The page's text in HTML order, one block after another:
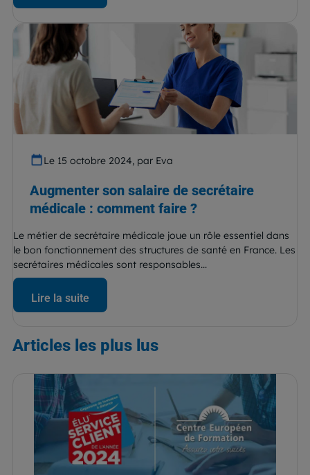
Le 15 octobre 2024, par Eva
Augmenter son salaire de secrétaire
médicale : comment faire ?
Le métier de secrétaire médicale joue un rôle essentiel dans
le bon fonctionnement des structures de santé en France. Les
secrétaires médicales sont responsables...
Lire la suite
Articles les plus lus